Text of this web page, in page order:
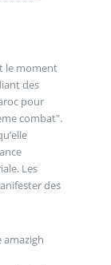
le moment
des
pour
combat".
Les
des
amazigh